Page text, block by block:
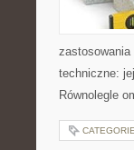
zastosowania
techniczne:
Równolegle